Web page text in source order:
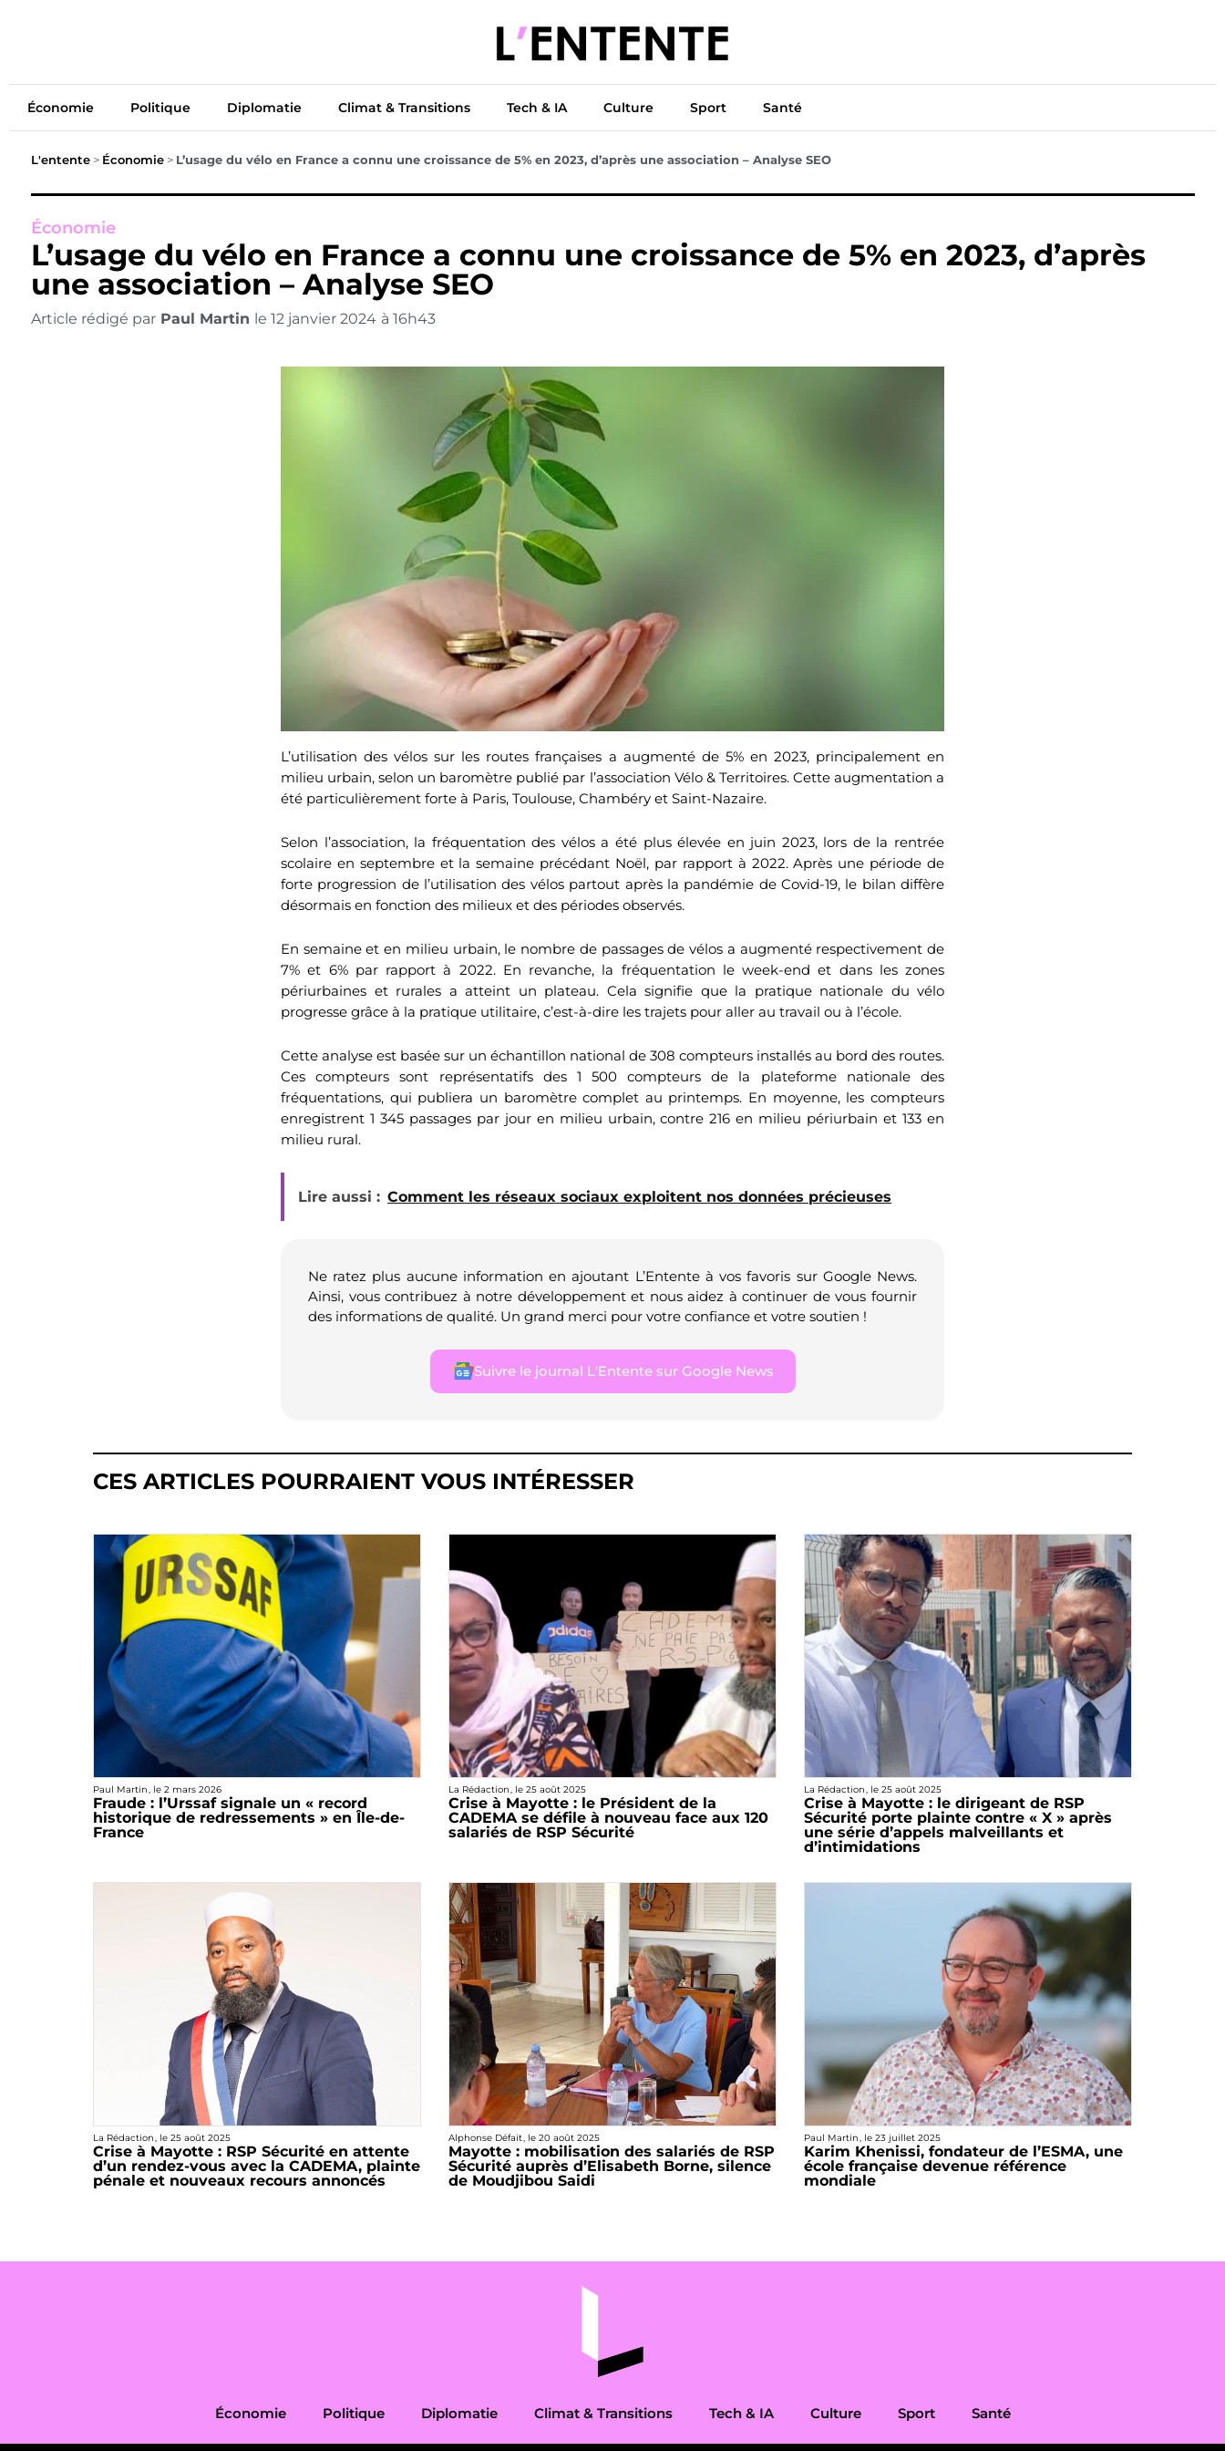
Diplomatie Climat & Transitions Tech & IA
Économie Politique Diplomatie Climat & Transitions Tech & IA Culture Sport Santé
L'entente> Économie> L’usage du vélo en France a connu une croissance de 5% en 2023, d’après une association – Analyse SEO
Économie
L’usage du vélo en France a connu une croissance de 5% en 2023, d’après
une association – Analyse SEO
Article rédigé par Paul Martin le 12 janvier 2024 à 16h43
L’utilisation des vélos sur les routes françaises a augmenté de 5% en 2023, principalement en
milieu urbain, selon un baromètre publié par l’association Vélo & Territoires. Cette augmentation a
été particulièrement forte à Paris, Toulouse, Chambéry et Saint-Nazaire.
Selon l’association, la fréquentation des vélos a été plus élevée en juin 2023, lors de la rentrée
scolaire en septembre et la semaine précédant Noël, par rapport à 2022. Après une période de
forte progression de l’utilisation des vélos partout après la pandémie de Covid-19, le bilan diffère
désormais en fonction des milieux et des périodes observés.
En semaine et en milieu urbain, le nombre de passages de vélos a augmenté respectivement de
7% et 6% par rapport à 2022. En revanche, la fréquentation le week-end et dans les zones
périurbaines et rurales a atteint un plateau. Cela signifie que la pratique nationale du vélo
progresse grâce à la pratique utilitaire, c’est-à-dire les trajets pour aller au travail ou à l’école.
Cette analyse est basée sur un échantillon national de 308 compteurs installés au bord des routes.
Ces compteurs sont représentatifs des 1 500 compteurs de la plateforme nationale des
fréquentations, qui publiera un baromètre complet au printemps. En moyenne, les compteurs
enregistrent 1 345 passages par jour en milieu urbain, contre 216 en milieu périurbain et 133 en
milieu rural.
Lire aussi : Comment les réseaux sociaux exploitent nos données précieuses
Ne ratez plus aucune information en ajoutant L’Entente à vos favoris sur Google News.
Ainsi, vous contribuez à notre développement et nous aidez à continuer de vous fournir
des informations de qualité. Un grand merci pour votre confiance et votre soutien !
Suivre le journal L'Entente sur Google News
CES ARTICLES POURRAIENT VOUS INTÉRESSER
Paul Martin, le 2 mars 2026
Fraude : l’Urssaf signale un « record
historique de redressements » en Île-de-
France
La Rédaction, le 25 août 2025
Crise à Mayotte : le Président de la
CADEMA se défile à nouveau face aux 120
salariés de RSP Sécurité
La Rédaction, le 25 août 2025
Crise à Mayotte : le dirigeant de RSP
Sécurité porte plainte contre « X » après
une série d’appels malveillants et
d’intimidations
La Rédaction, le 25 août 2025
Crise à Mayotte : RSP Sécurité en attente
d’un rendez-vous avec la CADEMA, plainte
pénale et nouveaux recours annoncés
Alphonse Défait, le 20 août 2025
Mayotte : mobilisation des salariés de RSP
Sécurité auprès d’Elisabeth Borne, silence
de Moudjibou Saidi
Paul Martin, le 23 juillet 2025
Karim Khenissi, fondateur de l’ESMA, une
école française devenue référence
mondiale
Économie Politique Diplomatie Climat & Transitions Tech & IA Culture Sport Santé